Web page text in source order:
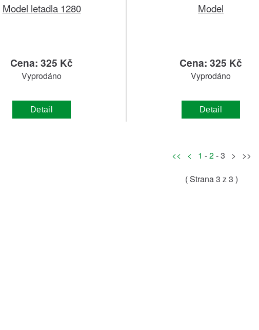
Model letadla 1280
Cena: 325 Kč
Vyprodáno
Detail
Model
Cena: 325 Kč
Vyprodáno
Detail
<< < 1 -2- 3 > >>
( Strana3 z 3 )